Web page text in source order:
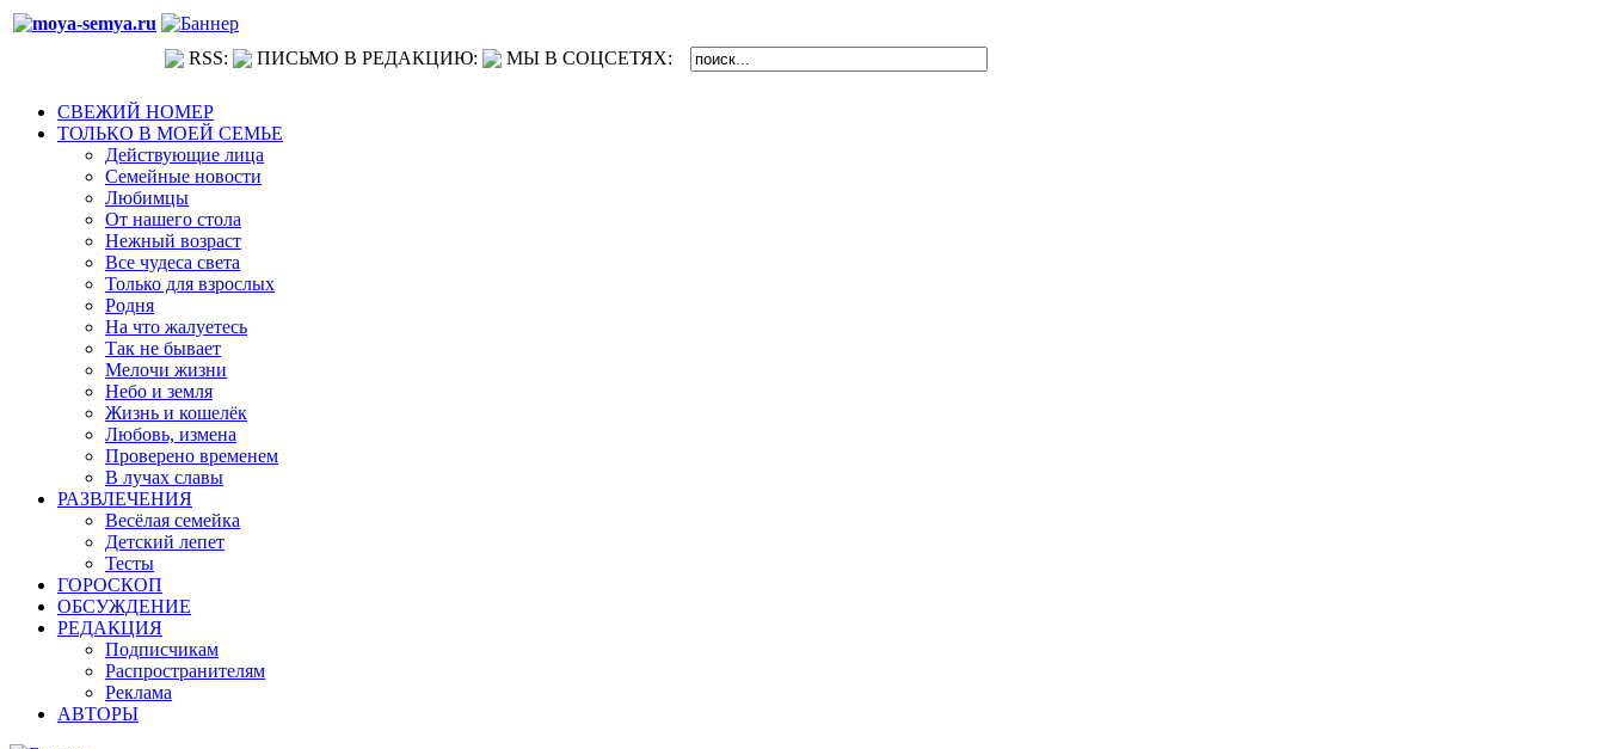
RSS: ПИСЬМО В РЕДАКЦИЮ: МЫ В СОЦСЕТЯХ:
СВЕЖИЙ НОМЕР
ТОЛЬКО В МОЕЙ СЕМЬЕ
Действующие лица
Семейные новости
Любимцы
От нашего стола
Нежный возраст
Все чудеса света
Только для взрослых
Родня
На что жалуетесь
Так не бывает
Мелочи жизни
Небо и земля
Жизнь и кошелёк
Любовь, измена
Проверено временем
В лучах славы
РАЗВЛЕЧЕНИЯ
Весёлая семейка
Детский лепет
Тесты
ГОРОСКОП
ОБСУЖДЕНИЕ
РЕДАКЦИЯ
Подписчикам
Распространителям
Реклама
АВТОРЫ